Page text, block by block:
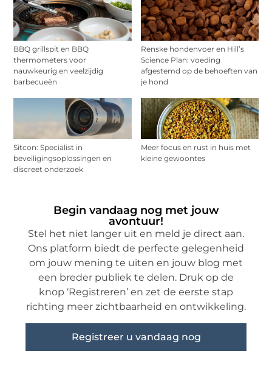
BBQ grillspit en BBQ
thermometers voor
nauwkeurig en veelzijdig
barbecueën
Renske hondenvoer en Hill’s
Science Plan: voeding
afgestemd op de behoeften van
je hond
Sitcon: Specialist in
beveiligingsoplossingen en
discreet onderzoek
Meer focus en rust in huis met
kleine gewoontes
Begin vandaag nog met jouw
avontuur!
Stel het niet langer uit en meld je direct aan.
Ons platform biedt de perfecte gelegenheid
om jouw mening te uiten en jouw blog met
een breder publiek te delen. Druk op de
knop ‘Registreren’ en zet de eerste stap
richting meer zichtbaarheid en ontwikkeling.
Registreer u vandaag nog